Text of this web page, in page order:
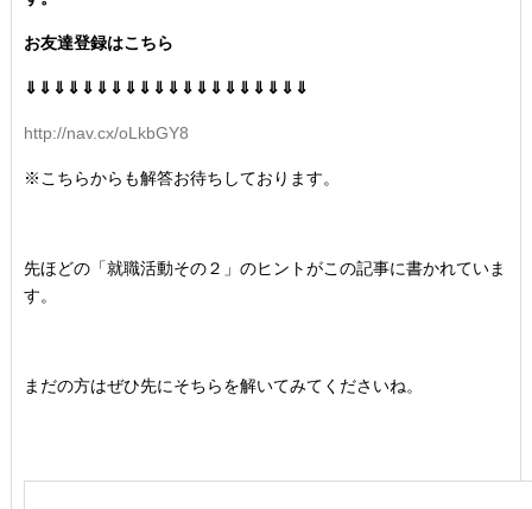
お友達登録はこちら
⇓⇓⇓⇓⇓⇓⇓⇓⇓⇓⇓⇓⇓⇓⇓⇓⇓⇓⇓⇓
http://nav.cx/oLkbGY8
※こちらからも解答お待ちしております。
先ほどの「就職活動その２」のヒントがこの記事に書かれていま
す。
まだの方はぜひ先にそちらを解いてみてくださいね。